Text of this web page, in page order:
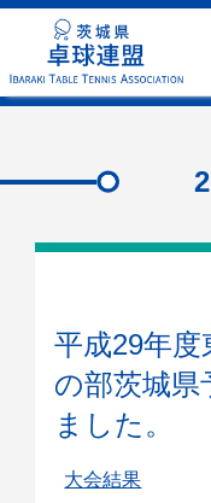
平成29年
の部茨城県
ました。
大会結果